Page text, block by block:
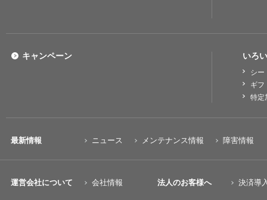
いろ
シー
ギフ
特定
キャンペーン
最新情報 ニュース メンテナンス情報 障害情報
運営会社について 会社情報 法人のお客様へ 決済導